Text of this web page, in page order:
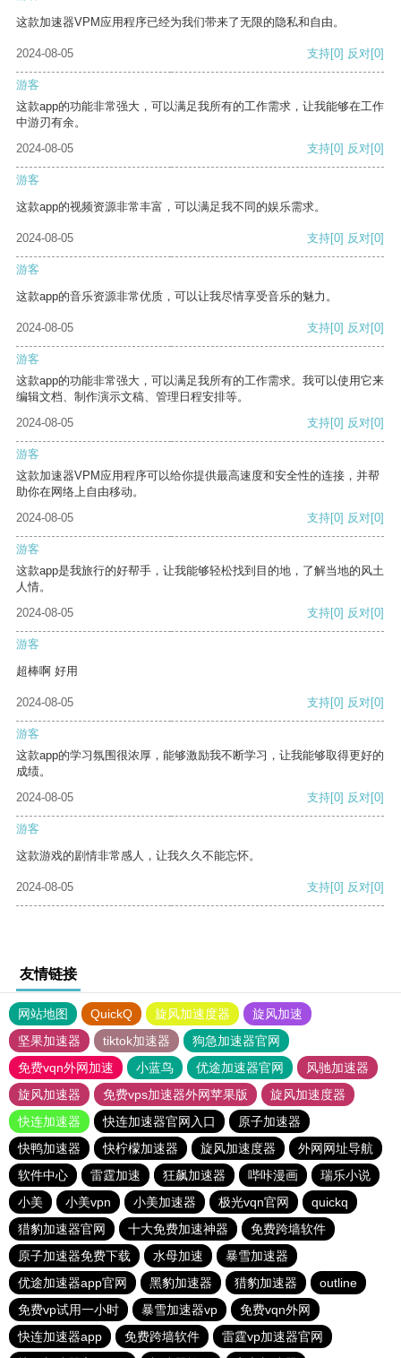
这款加速器VPM应用程序已经为我们带来了无限的隐私和自由。
2024-08-05 支持[0] 反对[0]
游客
这款app的功能非常强大，可以满足我所有的工作需求，让我能够在工作
中游刃有余。
2024-08-05
支持[0] 反对[0]
游客
这款app的视频资源非常丰富，可以满足我不同的娱乐需求。
2024-08-05 支持[0] 反对[0]
游客
这款app的音乐资源非常优质，可以让我尽情享受音乐的魅力。
2024-08-05 支持[0] 反对[0]
游客
这款app的功能非常强大，可以满足我所有的工作需求。我可以使用它来
编辑文档、制作演示文稿、管理日程安排等。
2024-08-05
支持[0] 反对[0]
游客
这款加速器VPM应用程序可以给你提供最高速度和安全性的连接，并帮
助你在网络上自由移动。
2024-08-05
支持[0] 反对[0]
游客
这款app是我旅行的好帮手，让我能够轻松找到目的地，了解当地的风土
人情。
2024-08-05
支持[0] 反对[0]
游客
超棒啊 好用
2024-08-05 支持[0] 反对[0]
游客
这款app的学习氛围很浓厚，能够激励我不断学习，让我能够取得更好的
成绩。
2024-08-05
支持[0] 反对[0]
游客
这款游戏的剧情非常感人，让我久久不能忘怀。
2024-08-05 支持[0] 反对[0]
友情链接
网站地图 QuickQ 旋风加速度器
旋风加速
坚果加速器
tiktok加速器
狗急加速器官网
免费vqn外网加速
小蓝鸟 优途加速器官网
风驰加速器
旋风加速器
免费vps加速器外网苹果版
旋风加速度器
快连加速器
快连加速器官网入口
原子加速器
快鸭加速器
快柠檬加速器 旋风加速度器
外网网址导航
软件中心
雷霆加速 狂飙加速器 哔咔漫画
瑞乐小说
小美
小美vpn 小美加速器 极光vqn官网
quickq
猎豹加速器官网
十大免费加速神器
免费跨墙软件
原子加速器免费下载
水母加速
暴雪加速器
优途加速器app官网
黑豹加速器 猎豹加速器
outline
免费vp试用一小时
暴雪加速器vp
免费vqn外网
快连加速器app
免费跨墙软件
雷霆vp加速器官网